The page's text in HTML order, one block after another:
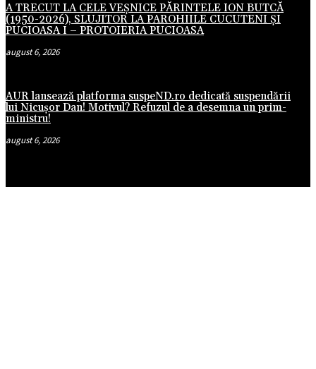
A TRECUT LA CELE VEȘNICE PĂRINTELE ION BUTCĂ
(1950-2026), SLUJITOR LA PAROHIILE CUCUTENI ȘI
PUCIOASA I – PROTOIERIA PUCIOASA
august 6, 2026
AUR lansează platforma suspeND.ro dedicată suspendării
lui Nicușor Dan! Motivul? Refuzul de a desemna un prim-
ministru!
august 6, 2026